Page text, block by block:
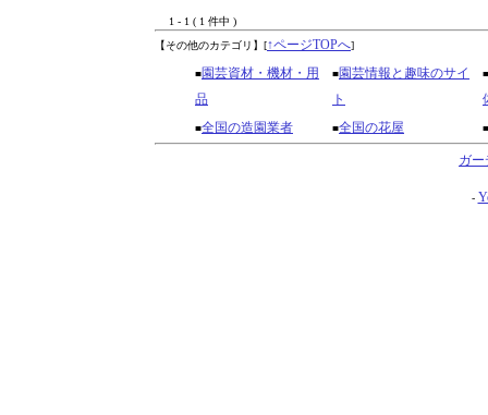
1 - 1 ( 1 件中 )
【その他のカテゴリ】 [↑ページTOPへ]
■園芸資材・機材・用
品
■園芸情報と趣味のサイ
ト
■
■全国の造園業者 ■全国の花屋 ■
ガ
-